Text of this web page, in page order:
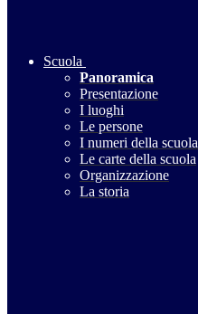
Scuola
Panoramica
Presentazione
I luoghi
Le persone
I numeri della scuola
Le carte della scuola
Organizzazione
La storia